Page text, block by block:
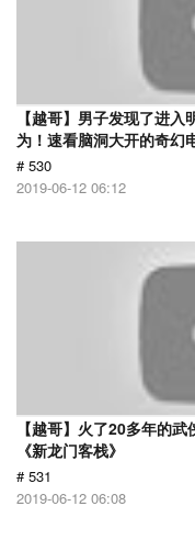
【越哥】男子发现了进
为！速看脑洞大开的奇幻
# 530
2019-06-12 06:12
【越哥】火了20多年的
《新龙门客栈》
# 531
2019-06-12 06:08